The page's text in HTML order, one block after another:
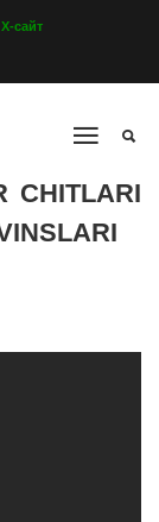
Х-сайт
CHITLARI